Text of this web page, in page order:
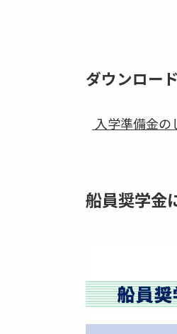
ダウンロー
入学準備金の
船員奨学金